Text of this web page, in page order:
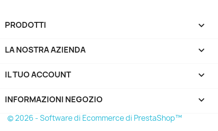
PRODOTTI 
LA NOSTRA AZIENDA 
IL TUO ACCOUNT 
INFORMAZIONI NEGOZIO keyboard_arrow_down
© 2026 - Software di Ecommerce di PrestaShop™